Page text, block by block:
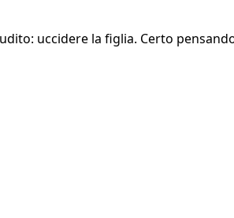
uccidere la figlia. Certo